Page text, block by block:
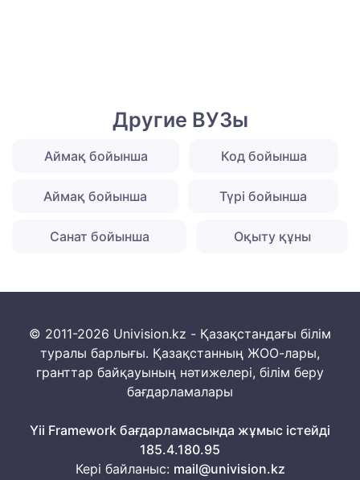
Другие ВУЗы
Аймақ бойынша Код бойынша
Аймақ бойынша Түрі бойынша
Санат бойынша Оқыту құны
© 2011-2026 Univision.kz - Қазақстандағы білім
туралы барлығы. Қазақстанның ЖОО-лары,
гранттар байқауының нәтижелері, білім беру
бағдарламалары
Yii Framework бағдарламасында жұмыс істейді
185.4.180.95
Кері байланыс: mail@univision.kz